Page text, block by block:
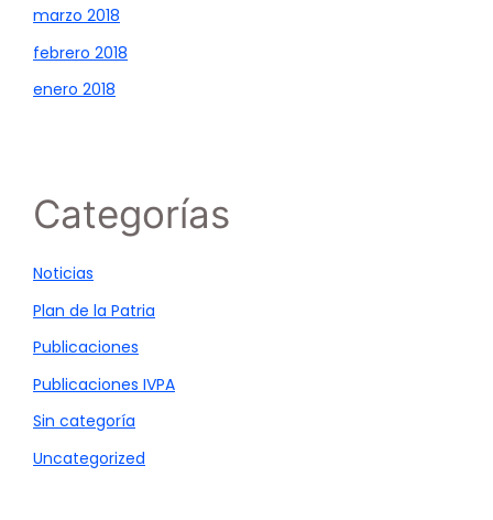
marzo 2018
febrero 2018
enero 2018
Categorías
Noticias
Plan de la Patria
Publicaciones
Publicaciones IVPA
Sin categoría
Uncategorized